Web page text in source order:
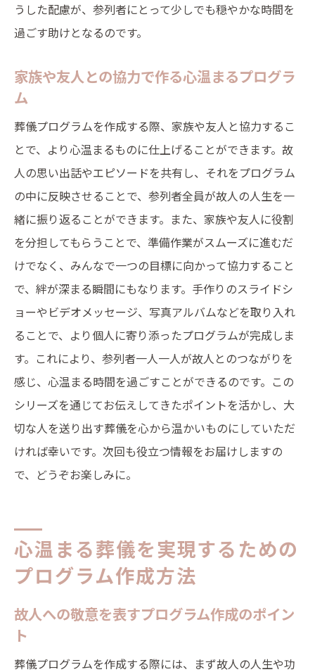
うした配慮が、参列者にとって少しでも穏やかな時間を
過ごす助けとなるのです。
家族や友人との協力で作る心温まるプログラ
ム
葬儀プログラムを作成する際、家族や友人と協力するこ
とで、より心温まるものに仕上げることができます。故
人の思い出話やエピソードを共有し、それをプログラム
の中に反映させることで、参列者全員が故人の人生を一
緒に振り返ることができます。また、家族や友人に役割
を分担してもらうことで、準備作業がスムーズに進むだ
けでなく、みんなで一つの目標に向かって協力すること
で、絆が深まる瞬間にもなります。手作りのスライドシ
ョーやビデオメッセージ、写真アルバムなどを取り入れ
ることで、より個人に寄り添ったプログラムが完成しま
す。これにより、参列者一人一人が故人とのつながりを
感じ、心温まる時間を過ごすことができるのです。この
シリーズを通じてお伝えしてきたポイントを活かし、大
切な人を送り出す葬儀を心から温かいものにしていただ
ければ幸いです。次回も役立つ情報をお届けしますの
で、どうぞお楽しみに。
心温まる葬儀を実現するための
プログラム作成方法
故人への敬意を表すプログラム作成のポイン
ト
葬儀プログラムを作成する際には、まず故人の人生や功